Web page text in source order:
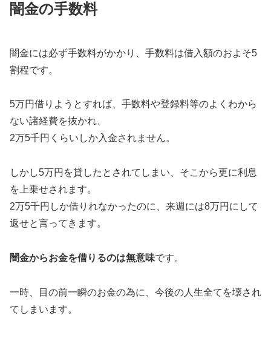
闇金の手数料
闇金には必ず手数料がかかり、手数料は借入額のおよそ5
割程です。
5万円借りようとすれば、手数料や登録料等のよくわから
ない諸経費を抜かれ、
2万5千円くらいしか入金されません。
しかし5万円を貸したとされてしまい、そこから更に利息
を上乗せされます。
2万5千円しか借りれなかったのに、来週には8万円にして
返せと言ってきます。
闇金からお金を借りるのは無意味です。
一時、目の前一瞬のお金の為に、今後の人生全てを壊され
てしまいます。